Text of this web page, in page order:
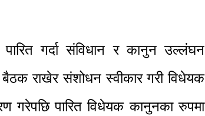
पारित गर्दा संविधान र कानुन उल्लंघन
बैठक राखेर संशोधन स्वीकार गरी विधेयक
गरेपछि पारित विधेयक कानुनका रुपमा